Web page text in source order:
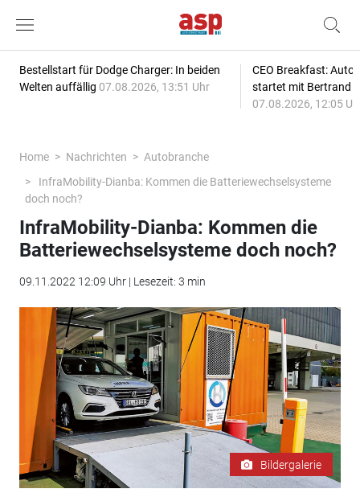
Bestellstart für Dodge Charger: In beiden
Welten auffällig 07.08.2026, 13:51 Uhr
CEO Breakfast:
startet mit Bertrand
07.08.2026, 12:05
Home Nachrichten
Autobranche
InfraMobility-Dianba: Kommen die Batteriewechselsysteme
doch noch?
InfraMobility-Dianba: Kommen die
Batteriewechselsysteme doch noch?
09.11.2022 12:09 Uhr | Lesezeit: 3 min
Bildergalerie